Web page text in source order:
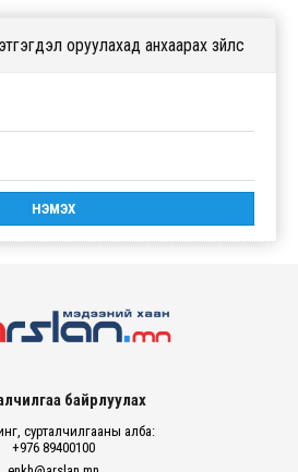
оруулахад анхаарах зүйлс
байрлуулах
сурталчилгааны алба:
+976 89400100